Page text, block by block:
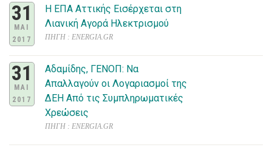
31
ΜΑΙ
2017
Η ΕΠΑ Αττικής Εισέρχεται στη
Λιανική Αγορά Ηλεκτρισμού
ΠΗΓΗ : ENERGIA.GR
31
ΜΑΙ
2017
Αδαμίδης, ΓΕΝΟΠ: Να
Απαλλαγούν οι Λογαριασμοί της
ΔΕΗ Από τις Συμπληρωματικές
Χρεώσεις
ΠΗΓΗ : ENERGIA.GR